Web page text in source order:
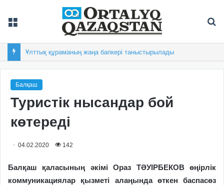
Ұлттық құраманың жаңа бапкері таныстырылады
Балқаш
Туристік нысандар бой
көтереді
04.02.2020 142
Балқаш қаласының әкімі Ораз ТӘУІРБЕКОВ өңірлік
коммуникациялар қызметі алаңында өткен баспасөз